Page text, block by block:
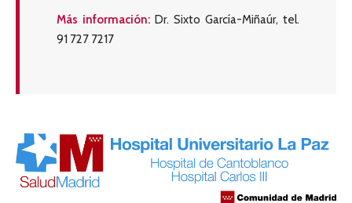
Más información: Dr. Sixto García-Miñaúr, tel.
91 727 7217